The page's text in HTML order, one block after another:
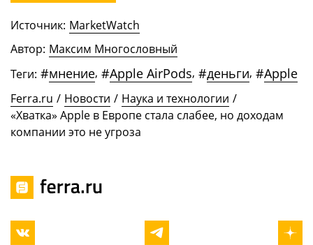
Источник: MarketWatch
Автор: Максим Многословный
Теги: #мнение, #Apple AirPods, #деньги, #Apple
Ferra.ru / Новости / Наука и технологии /
«Хватка» Apple в Европе стала слабее, но доходам
компании это не угроза